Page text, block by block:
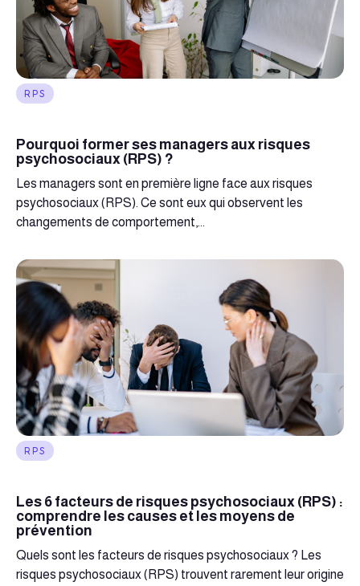
RPS
Pourquoi former ses managers aux risques
psychosociaux (RPS) ?
Les managers sont en première ligne face aux risques
psychosociaux (RPS). Ce sont eux qui observent les
changements de comportement,...
RPS
Les 6 facteurs de risques psychosociaux (RPS) :
comprendre les causes et les moyens de
prévention
Quels sont les facteurs de risques psychosociaux ? Les
risques psychosociaux (RPS) trouvent rarement leur origine